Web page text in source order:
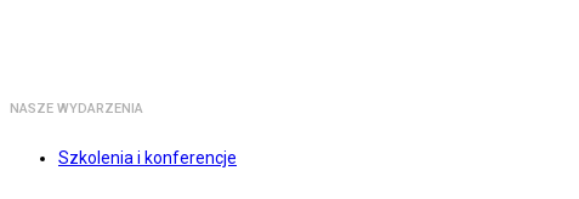
NASZE WYDARZENIA
Szkolenia i konferencje